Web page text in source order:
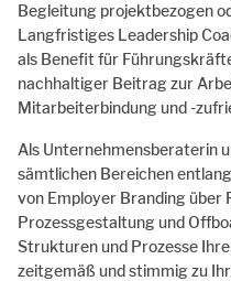
Begleitung projektbezogen
Langfristiges Leadership
als Benefit für
nachhaltiger Beitrag zur
Mitarbeiterbindung und -
Als Unternehmensberaterin
sämtlichen Bereichen
von Employer Branding über
Prozessgestaltung und
Strukturen und Prozesse
zeitgemäß und stimmig zu